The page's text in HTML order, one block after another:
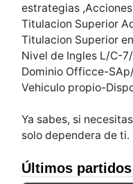
estrategias
Titulacion Superior
Titulacion Superior
Nivel de Ingles L/C-
Dominio Officce-
Vehiculo propio-
Ya sabes, si
solo dependera de ti.
Últimos